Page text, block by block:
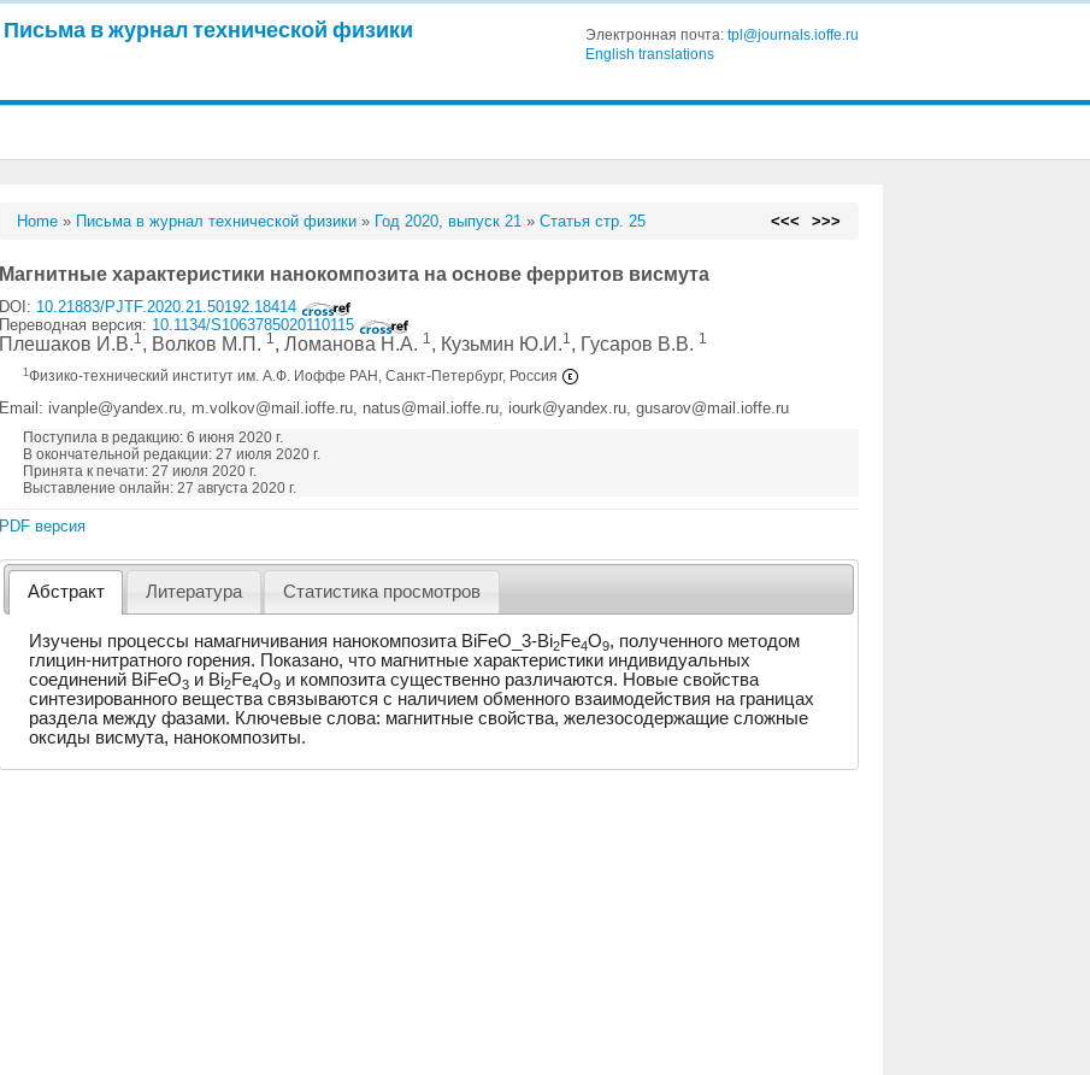
Письма в журнал технической физики Электронная почта: tpl@journals.ioffe.ru
English translations
Home » Письма в журнал технической физики » Год 2020, выпуск 21 »Статья стр. 25 <<< >>>
Магнитные характеристики нанокомпозита на основе ферритов висмута
DOI: 10.21883/PJTF.2020.21.50192.18414
Переводная версия: 10.1134/S1063785020110115
Плешаков И.В.1, Волков М.П. 1, Ломанова Н.А. 1, Кузьмин Ю.И.1, Гусаров В.В. 1
1Физико-технический институт им. А.Ф. Иоффе РАН, Санкт-Петербург, Россия
Email: ivanple@yandex.ru, m.volkov@mail.ioffe.ru, natus@mail.ioffe.ru, iourk@yandex.ru, gusarov@mail.ioffe.ru
Поступила в редакцию: 6 июня 2020 г.
В окончательной редакции: 27 июля 2020 г.
Принята к печати: 27 июля 2020 г.
Выставление онлайн: 27 августа 2020 г.
PDF версия
Абстракт Литература Статистика просмотров
Изучены процессы намагничивания нанокомпозита BiFeO_3-Bi2Fe4O9, полученного методом
глицин-нитратного горения. Показано, что магнитные характеристики индивидуальных
соединений BiFeO3и Bi2Fe4O9и композита существенно различаются. Новые свойства
синтезированного вещества связываются с наличием обменного взаимодействия на границах
раздела между фазами. Ключевые слова: магнитные свойства, железосодержащие сложные
оксиды висмута, нанокомпозиты.